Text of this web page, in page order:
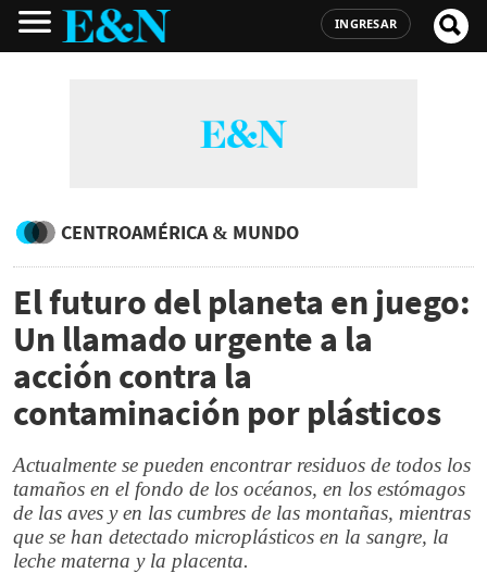
INGRESAR
CENTROAMÉRICA & MUNDO
El futuro del planeta en juego:
Un llamado urgente a la
acción contra la
contaminación por plásticos
Actualmente se pueden encontrar residuos de todos los
tamaños en el fondo de los océanos, en los estómagos
de las aves y en las cumbres de las montañas, mientras
que se han detectado microplásticos en la sangre, la
leche materna y la placenta.